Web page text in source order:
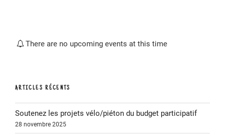
There are no upcoming events at this time
ARTICLES RÉCENTS
Soutenez les projets vélo/piéton du budget participatif
28 novembre 2025